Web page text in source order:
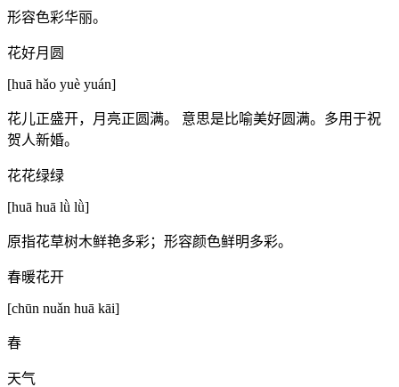
形容色彩华丽。
花好月圆
[huā hǎo yuè yuán]
花儿正盛开，月亮正圆满。 意思是比喻美好圆满。多用于祝
贺人新婚。
花花绿绿
[huā huā lǜ lǜ]
原指花草树木鲜艳多彩；形容颜色鲜明多彩。
春暖花开
[chūn nuǎn huā kāi]
春
天气